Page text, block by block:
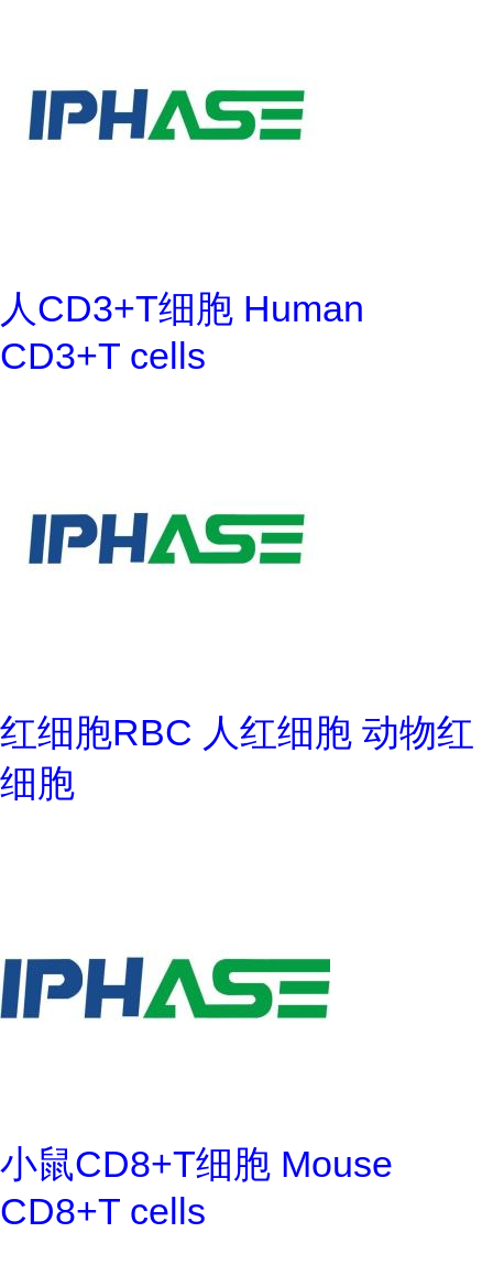
人CD3+T细胞 Human
CD3+T cells
红细胞RBC 人红细胞 动物红
细胞
小鼠CD8+T细胞 Mouse
CD8+T cells